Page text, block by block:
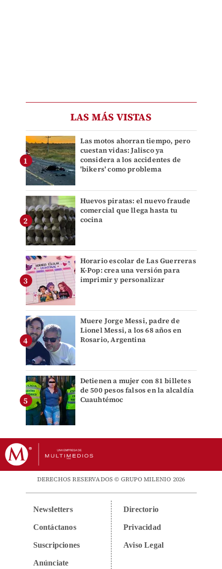
LAS MÁS VISTAS
Las motos ahorran tiempo, pero
cuestan vidas: Jalisco ya
considera a los accidentes de
'bikers' como problema
Huevos piratas: el nuevo fraude
comercial que llega hasta tu
cocina
Horario escolar de Las Guerreras
K-Pop: crea una versión para
imprimir y personalizar
Muere Jorge Messi, padre de
Lionel Messi, a los 68 años en
Rosario, Argentina
Detienen a mujer con 81 billetes
de 500 pesos falsos en la alcaldía
Cuauhtémoc
DERECHOS RESERVADOS © GRUPO MILENIO 2026
Newsletters
Contáctanos
Suscripciones
Anúnciate
Directorio
Privacidad
Aviso Legal